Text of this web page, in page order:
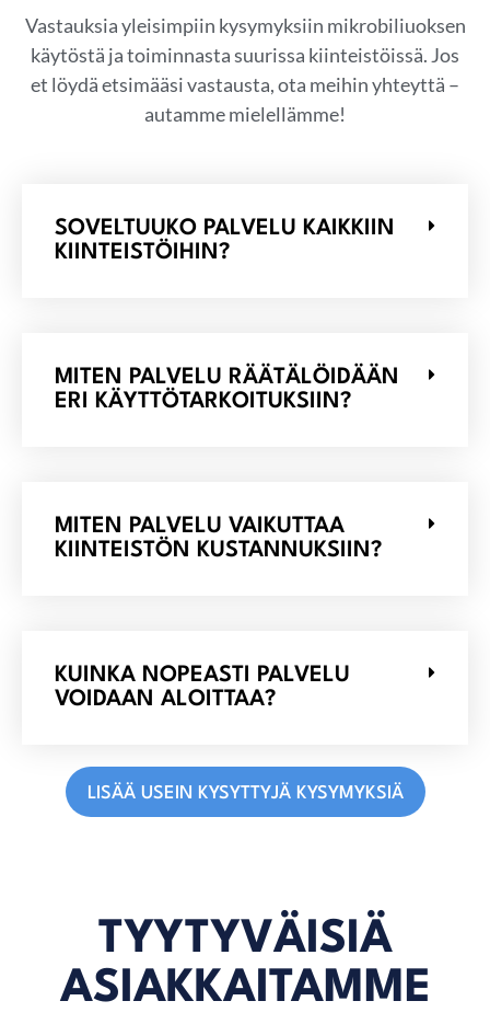
Vastauksia yleisimpiin kysymyksiin mikrobiliuoksen
käytöstä ja toiminnasta suurissa kiinteistöissä. Jos
et löydä etsimääsi vastausta, ota meihin yhteyttä –
autamme mielellämme!
SOVELTUUKO PALVELU KAIKKIIN
KIINTEISTÖIHIN?
MITEN PALVELU RÄÄTÄLÖIDÄÄN
ERI KÄYTTÖTARKOITUKSIIN?
MITEN PALVELU VAIKUTTAA
KIINTEISTÖN KUSTANNUKSIIN?
KUINKA NOPEASTI PALVELU
VOIDAAN ALOITTAA?
LISÄÄ USEIN KYSYTTYJÄ KYSYMYKSIÄ
TYYTYVÄISIÄ
ASIAKKAITAMME